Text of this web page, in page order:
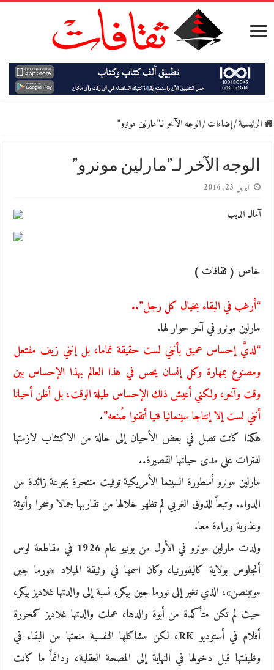
الرئيسية/إضاءات/الوجه الآخر لـ”مارلين مونرو”
الوجه الآخر لـ”مارلين مونرو”
أبريل 23, 2016
آمال الديب
خاص ( ثقافات )
“أرغب في البقاء بخيال كل رجل”..
مارلين مونرو في آخر حوار لها.
“لديَّ إحساس عميق بأنني لست حقيقة تماما، بل إنني زيف مفتعل
ومصنوع بمهارة وكل إنسان يحس في هذا العالم بهذا الإحساس بين
وقت وآخر، ولكني أعيش ذلك الإحساس طيلة الوقت، بل أظن أحيانا
أنني لست إلا إنتاجا سينمائيا فنيا أتقنوا صُنعه”.
هكذا كانت تصل في بعض الأحيان إلى حالة من الاكتئاب لازمتها
لفترات على مدى حياتها القصيرة..
مارلين مونرو أسطورة السينما الأمريكية توفيت منتحرة بجرعة زائدة من
الدواء. وتبعاً للذوق الغربي لم تظهر خلالها من تقاربها جمالا وسحرا وأنوثة
وعذوبة وبراءة معا.
ولدت مارلين مونرو في الأول من يونيو عام 1926 في مقاطعة لوس
أنجلوس بولاية كاليفورنيا، وكان اسمها في وثيقة الميلاد «نورما جين
موتينصن»، الذي تغير إلى نورما جين بيكر؛ نسبة إلى والدتها غلاديز بيكر،
حيث لم تكن متأكدة من أبوة والدها، عملت والدتها غلاديز كمحررة
أفلام في أستوديو RK، لكن مشاكلها النفسية منعتها من البقاء في
وظيفتها قبل دخولها في النهاية إلى المصحة العقلية، ودائماً ما كانت